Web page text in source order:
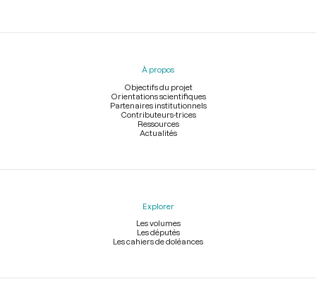
Menu
À propos
Objectifs du projet
Orientations scientifiques
Partenaires institutionnels
Contributeurs-trices
Ressources
Actualités
Explorer
Les volumes
Les députés
Les cahiers de doléances